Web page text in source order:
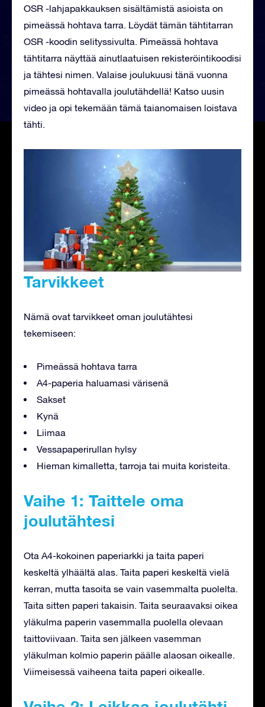
OSR -lahjapakkauksen sisältämistä asioista on
pimeässä hohtava tarra. Löydät tämän tähtitarran
OSR -koodin selityssivulta. Pimeässä hohtava
tähtitarra näyttää ainutlaatuisen rekisteröintikoodisi
ja tähtesi nimen. Valaise joulukuusi tänä vuonna
pimeässä hohtavalla joulutähdellä! Katso uusin
video ja opi tekemään tämä taianomaisen loistava
tähti.
Tarvikkeet
Nämä ovat tarvikkeet oman joulutähtesi
tekemiseen:
Pimeässä hohtava tarra
A4-paperia haluamasi värisenä
Sakset
Kynä
Liimaa
Vessapaperirullan hylsy
Hieman kimalletta, tarroja tai muita koristeita.
Vaihe 1: Taittele oma
joulutähtesi
Ota A4-kokoinen paperiarkki ja taita paperi
keskeltä ylhäältä alas. Taita paperi keskeltä vielä
kerran, mutta tasoita se vain vasemmalta puolelta.
Taita sitten paperi takaisin. Taita seuraavaksi oikea
yläkulma paperin vasemmalla puolella olevaan
taittoviivaan. Taita sen jälkeen vasemman
yläkulman kolmio paperin päälle alaosan oikealle.
Viimeisessä vaiheena taita paperi oikealle.